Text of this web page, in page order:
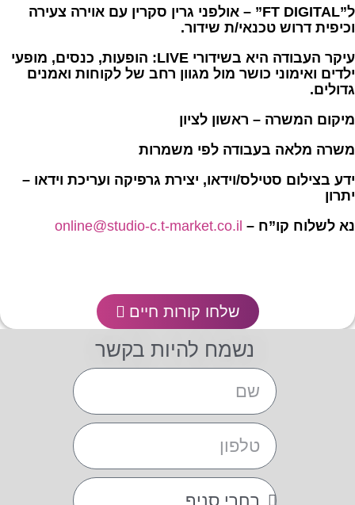
ל”FT DIGITAL” – אולפני גרין סקרין עם אוירה צעירה
וכיפית דרוש טכנאי/ת שידור.
עיקר העבודה היא בשידורי LIVE: הופעות, כנסים, מופעי
ילדים ואימוני כושר מול מגוון רחב של לקוחות ואמנים
גדולים.
מיקום המשרה – ראשון לציון
משרה מלאה בעבודה לפי משמרות
ידע בצילום סטילס/וידאו, יצירת גרפיקה ועריכת וידאו –
יתרון
נא לשלוח קו”ח – online@studio-c.t-market.co.il
שלחו קורות חיים
נשמח להיות בקשר